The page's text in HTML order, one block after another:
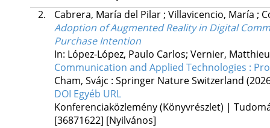
2.
Cabrera, María del Pilar; Villavicencio, María ;
Adoption of Augmented Reality in Digital
Purchase Intention
In: López-López, Paulo Carlos; Vernier,
Communication and Applied Technologies :
Cham, Svájc : Springer Nature Switzerland
DOI Egyéb URL
Konferenciaközlemény (Könyvrészlet) |
[36871622] [Nyilvános]